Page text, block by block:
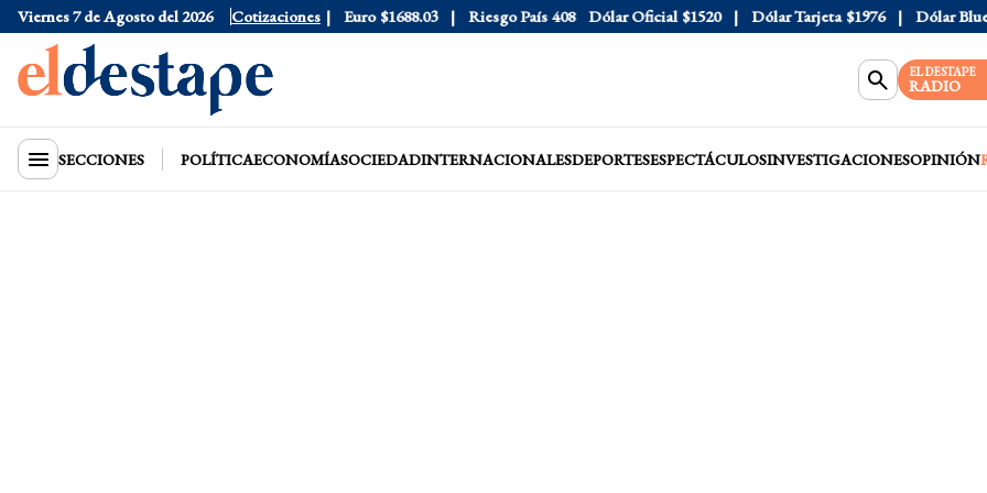
Viernes 7 de Agosto del 2026 Cotizaciones
Dólar Blue $1530 Dólar CCL $1577.3 Euro $1688.03 Riesgo País 408 Dólar Oficial $1520 Dólar Tarjeta $1976 Dólar Blue
EL DESTAPE
RADIO
SECCIONES POLÍTICAECONOMÍASOCIEDADINTERNACIONALESDEPORTESESPECTÁCULOSINVESTIGACIONESOPINIÓN